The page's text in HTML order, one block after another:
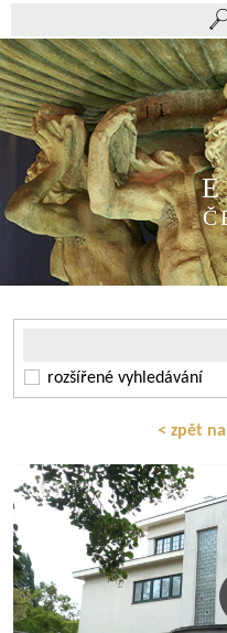
rozšířené vyhledávání
< zpět